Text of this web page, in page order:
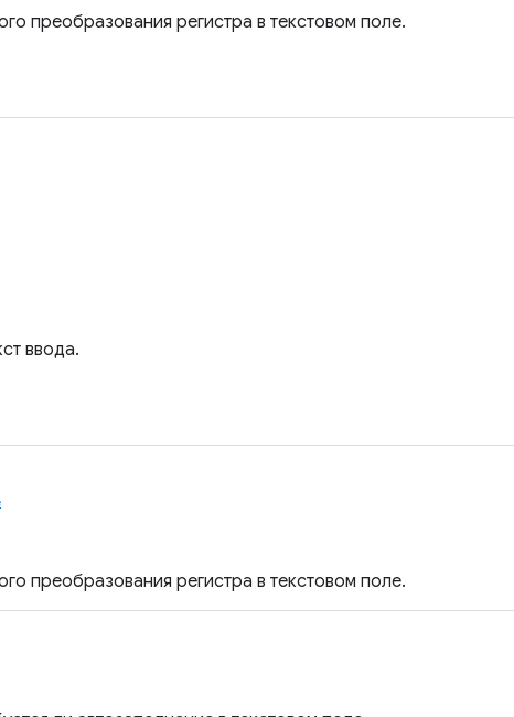
преобразования регистра в текстовом поле.
ввода.
преобразования регистра в текстовом поле.